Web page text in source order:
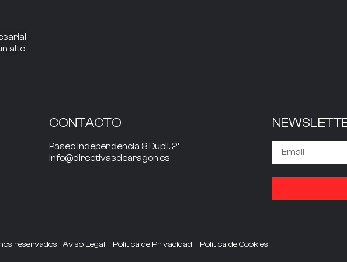
alto
CONTACTO
Paseo Independencia 8 Dupli. 2º
info@directivasdearagon.es
reservados | Aviso Legal – Política de Privacidad – Política de Cookies